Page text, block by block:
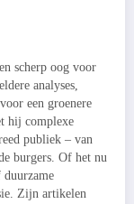
scherp oog voor
analyses,
een groenere
hij complexe
publiek – van
burgers. Of het nu
Zijn artikelen